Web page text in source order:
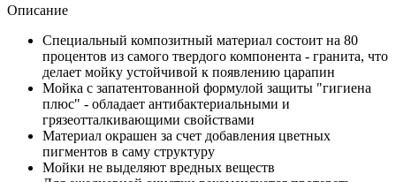
Описание
Специальный композитный материал состоит на 80
процентов из самого твердого компонента - гранита, что
делает мойку устойчивой к появлению царапин
Мойка с запатентованной формулой защиты "гигиена
плюс" - обладает антибактериальными и
грязеотталкивающими свойствами
Материал окрашен за счет добавления цветных
пигментов в саму структуру
Мойки не выделяют вредных веществ